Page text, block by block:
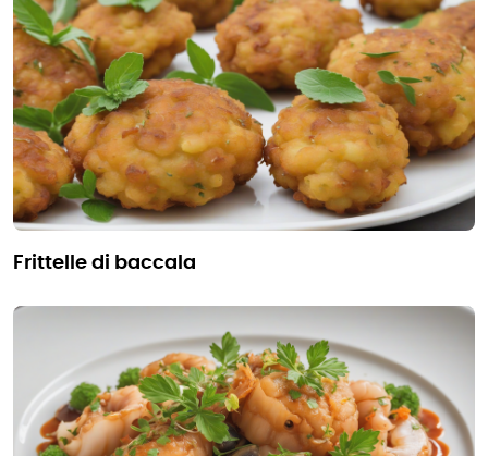
frittelle di baccala